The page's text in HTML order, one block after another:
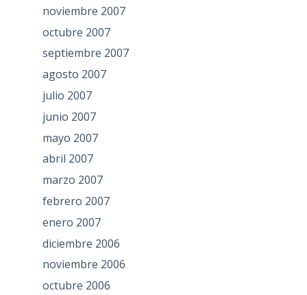
noviembre 2007
octubre 2007
septiembre 2007
agosto 2007
julio 2007
junio 2007
mayo 2007
abril 2007
marzo 2007
febrero 2007
enero 2007
diciembre 2006
noviembre 2006
octubre 2006